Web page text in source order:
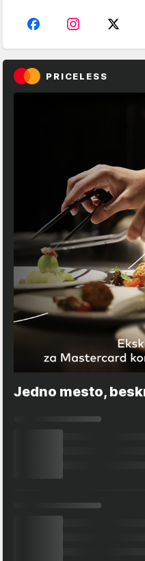
PRICELESS
Jedno mesto,